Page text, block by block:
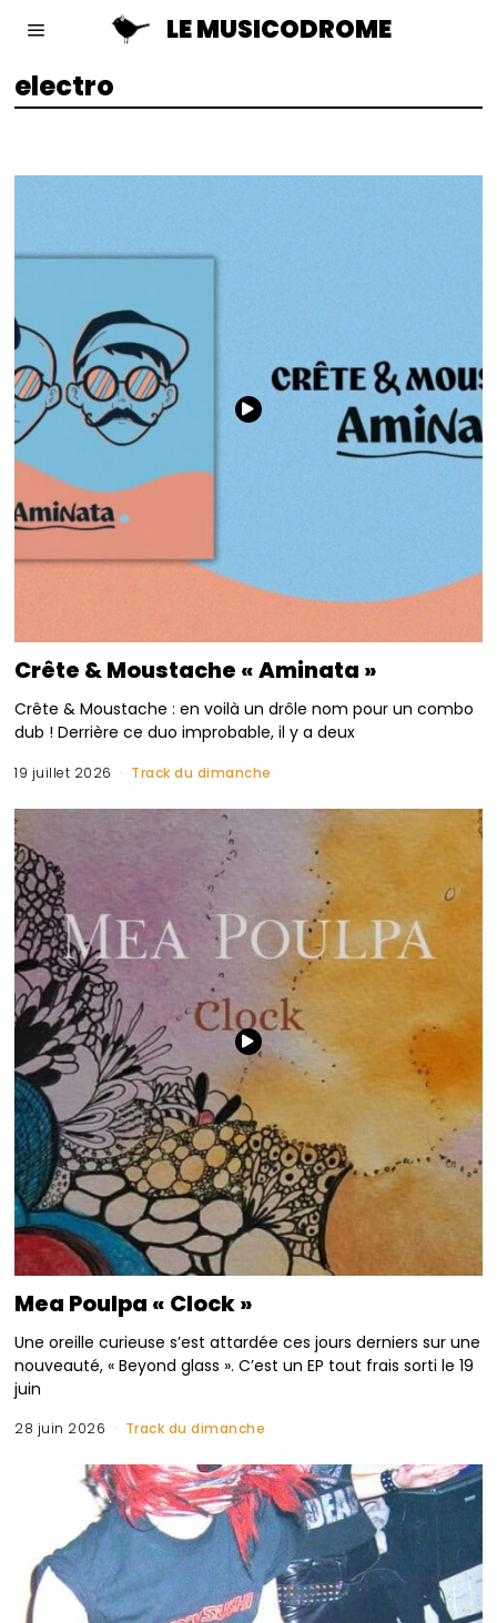
LE MUSICODROME
electro
Crête & Moustache « Aminata »
Crête & Moustache : en voilà un drôle nom pour un combo
dub ! Derrière ce duo improbable, il y a deux
19 juillet 2026 Track du dimanche
Mea Poulpa « Clock »
Une oreille curieuse s’est attardée ces jours derniers sur une
nouveauté, « Beyond glass ». C’est un EP tout frais sorti le 19
juin
28 juin 2026 Track du dimanche